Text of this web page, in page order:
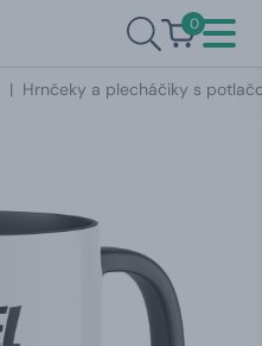
0
| Hrnčeky a plecháčiky s